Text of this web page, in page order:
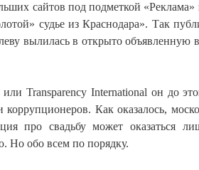
сайтов под подметкой
судье из Краснодара». Так
вылилась в открыто объявленную
Transparency International он до
коррупционеров. Как оказалось,
про свадьбу может оказаться
Но обо всем по порядку.